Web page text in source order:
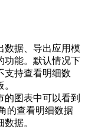
数据、导出应用模
功能。默认情况下
支持查看明细数
图表中可以看到
的查看明细数据
据。